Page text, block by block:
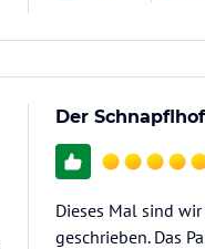
Der
Dieses Mal sind
geschrieben. Das